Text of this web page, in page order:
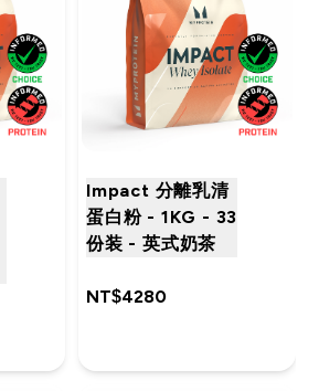
Impact 分離乳清
蛋白粉 - 1KG - 33
份装 - 英式奶茶
NT$4280‎